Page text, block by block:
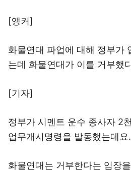
[앵커]
화물연대 파업에 대해 정부가
는데 화물연대가 이를 거부했
[기자]
정부가 시멘트 운수 종사자 2
업무개시명령을 발동했는데요.
화물연대는 거부한다는 입장